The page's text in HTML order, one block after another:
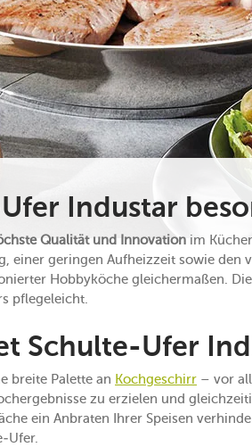
Industar
Qualität und Innovation im
einer geringen Aufheizzeit sowie den
Hobbyköche gleichermaßen. Die
pflegeleicht.
Schulte-Ufer
breite Palette an Kochgeschirr – vor
zu erzielen und
ein Anbraten Ihrer Speisen
Ufer.